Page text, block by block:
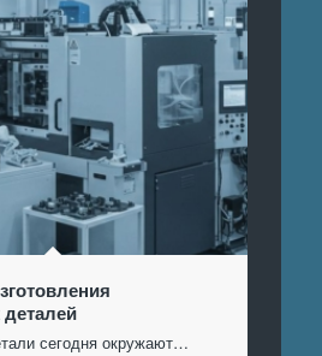
сегодня окружают…